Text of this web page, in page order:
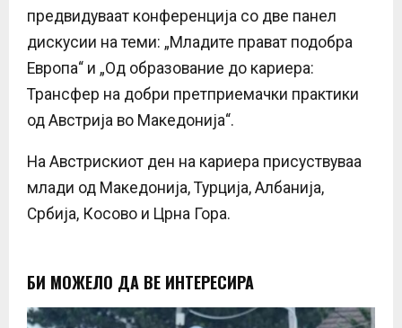
предвидуваат конференција со две панел
дискусии на теми: „Младите прават подобра
Европа“ и „Од образование до кариера:
Трансфер на добри претприемачки практики
од Австрија во Македонија“.
На Австрискиот ден на кариера присуствуваа
млади од Македонија, Турција, Албанија,
Србија, Косово и Црна Гора.
БИ МОЖЕЛО ДА ВЕ ИНТЕРЕСИРА